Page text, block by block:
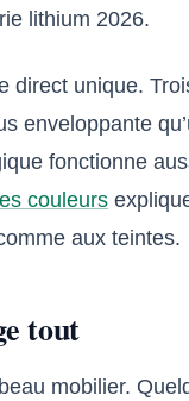
lithium 2026.
direct unique.
enveloppante
fonctionne
couleurs
aux teintes.
tout
mobilier.